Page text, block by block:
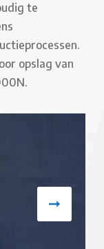
te
opslag van